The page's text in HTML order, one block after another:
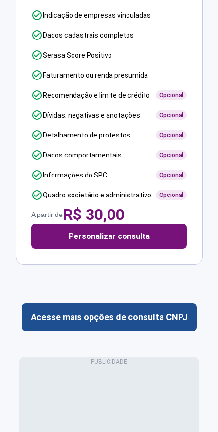
Indicação de empresas vinculadas
Dados cadastrais completos
Serasa Score Positivo
Faturamento ou renda presumida
Recomendação e limite de crédito Opcional
Dívidas, negativas e anotações Opcional
Detalhamento de protestos Opcional
Dados comportamentais Opcional
Informações do SPC Opcional
Quadro societário e administrativo Opcional
A partir deR$ 30,00
Personalizar consulta
Acesse mais opções de consulta CNPJ